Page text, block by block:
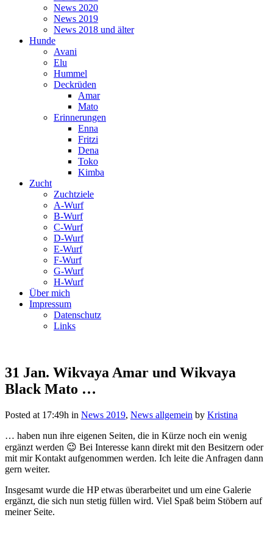
News 2020
News 2019
News 2018 und älter
Hunde
Avani
Elu
Hummel
Deckrüden
Amar
Mato
Erinnerungen
Enna
Fritzi
Dena
Toko
Kimba
Zucht
Zuchtziele
A-Wurf
B-Wurf
C-Wurf
D-Wurf
E-Wurf
F-Wurf
G-Wurf
H-Wurf
Über mich
Impressum
Datenschutz
Links
31 Jan. Wikvaya Amar und Wikvaya
Black Mato …
Posted at 17:49h in News 2019, News allgemein by Kristina
… haben nun ihre eigenen Seiten, die in Kürze noch ein wenig
ergänzt werden 😉 Bei Interesse kann direkt mit den Besitzern oder
mit mir Kontakt aufgenommen werden. Ich leite die Anfragen dann
gern weiter.
Insgesamt wurde die HP etwas überarbeitet und um eine Galerie
ergänzt, die sich nun stetig füllen wird. Viel Spaß beim Stöbern auf
meiner Seite.